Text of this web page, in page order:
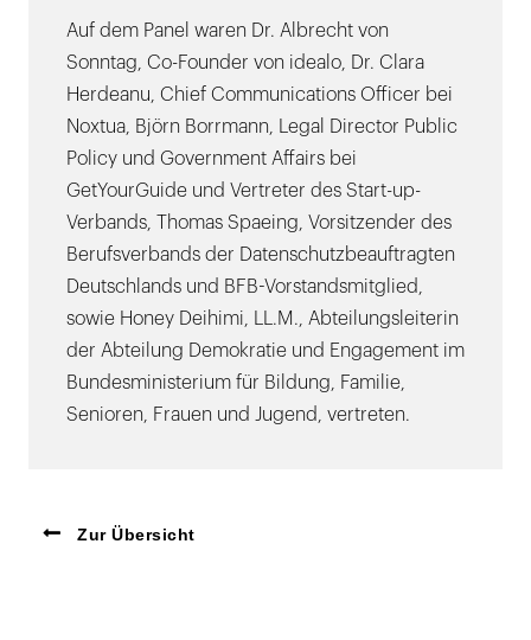
Auf dem Panel waren Dr. Albrecht von
Sonntag, Co-Founder von idealo, Dr. Clara
Herdeanu, Chief Communications Officer bei
Noxtua, Björn Borrmann, Legal Director Public
Policy und Government Affairs bei
GetYourGuide und Vertreter des Start-up-
Verbands, Thomas Spaeing, Vorsitzender des
Berufsverbands der Datenschutzbeauftragten
Deutschlands und BFB-Vorstandsmitglied,
sowie Honey Deihimi, LL.M., Abteilungsleiterin
der Abteilung Demokratie und Engagement im
Bundesministerium für Bildung, Familie,
Senioren, Frauen und Jugend, vertreten.
Zur Übersicht